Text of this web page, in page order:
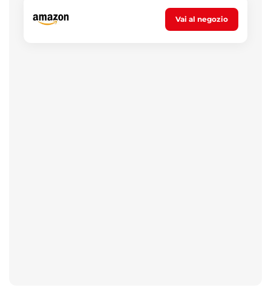
Vai al negozio